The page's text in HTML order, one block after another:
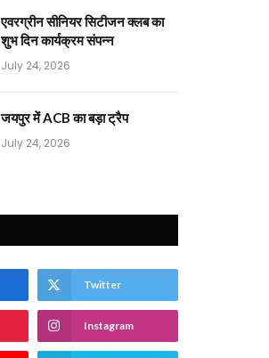
एवरग्रीन सीनियर सिटीजन क्लब का
शुभ दिन कार्यक्रम संपन्न
July 24, 2026
जयपुर में ACB का बड़ा ट्रैप
July 24, 2026
Twitter
Instagram